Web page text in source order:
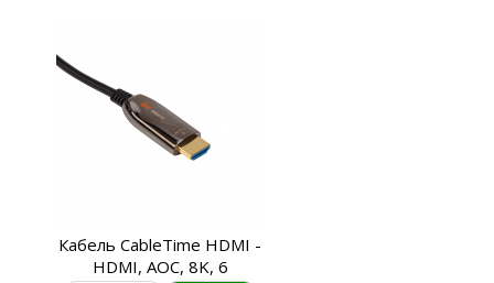
Кабель CableTime HDMI -
HDMI, AOC, 8K, 6